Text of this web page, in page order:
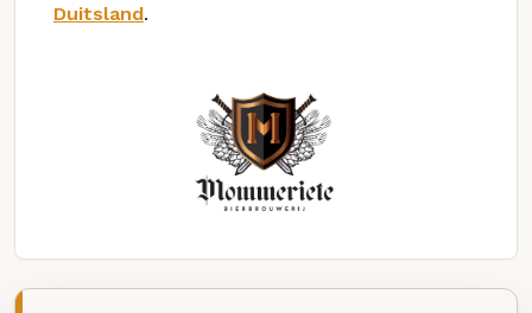
Duitsland.